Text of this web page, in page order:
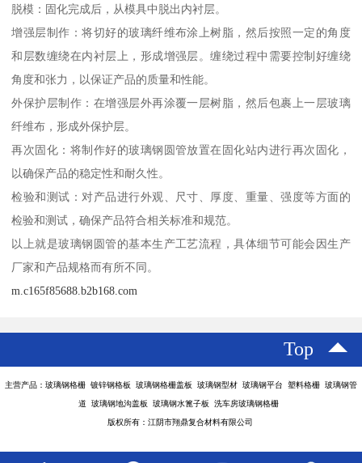
脱模：固化完成后，从模具中脱出内衬层。
增强层制作：将切好的玻璃纤维布涂上树脂，然后按照一定的角度
和层数缠绕在内衬层上，形成增强层。缠绕过程中需要控制好缠绕
角度和张力，以保证产品的质量和性能。
外保护层制作：在增强层外再涂覆一层树脂，然后包裹上一层玻璃
纤维布，形成外保护层。
再次固化：将制作好的玻璃钢圆管放置在固化站内进行再次固化，
以确保产品的稳定性和耐久性。
检验和测试：对产品进行外观、尺寸、厚度、重量、强度等方面的
检验和测试，确保产品符合相关标准和规范。
以上就是玻璃钢圆管的基本生产工艺流程，具体细节可能会因生产
厂家和产品规格而有所不同。
m.c165f85688.b2b168.com
Top
主营产品：玻璃钢格栅 镀锌钢格板 玻璃钢格栅盖板 玻璃钢型材 玻璃钢平台 塑料格栅 玻璃钢管
道 玻璃钢地沟盖板 玻璃钢水篦子板 洗车房玻璃钢格栅
版权所有：江阴市翔鼎复合材料有限公司